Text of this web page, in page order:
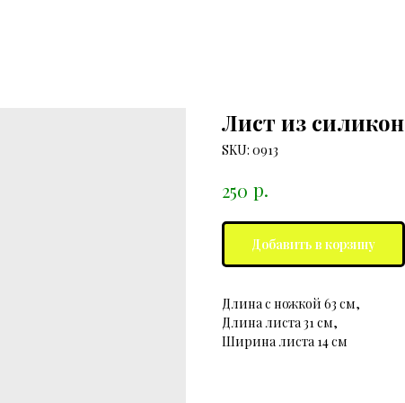
Лист из
SKU: 0913
250 р.
Добавить в корзину
Длина с ножкой 63 см,
Длина листа 31 см,
Ширина листа 14 см